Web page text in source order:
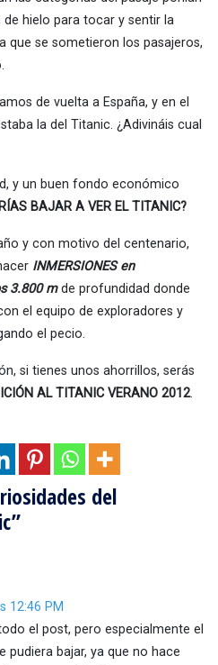
de hielo para tocar y sentir la
que se sometieron los pasajeros,
de vuelta a España, y en el
la del Titanic. ¿Adivináis cual
y un buen fondo económico
BAJAR A VER EL TITANIC?
y con motivo del centenario,
INMERSIONES en
3.800 mde profundidad donde
el equipo de exploradores y
el pecio.
si tienes unos ahorrillos, serás
AL TITANIC VERANO 2012.
del
12:46 PM
el post, pero especialmente el
pudiera bajar, ya que no hace